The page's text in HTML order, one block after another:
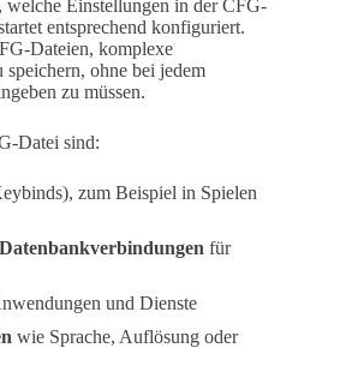
Einstellungen in der CFG-
entsprechend konfiguriert.
Dateien, komplexe
ohne bei jedem
zu müssen.
Datei sind:
zum Beispiel in Spielen
für
und Dienste
wie Sprache, Auflösung oder